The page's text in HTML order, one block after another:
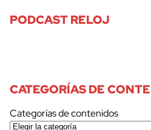
PODCAST RELOJ
CATEGORÍAS DE
Categorías de contenidos